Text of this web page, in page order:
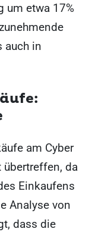
um etwa 17%
auch in
am Cyber
übertreffen, da
Einkaufens
Analyse von
dass die